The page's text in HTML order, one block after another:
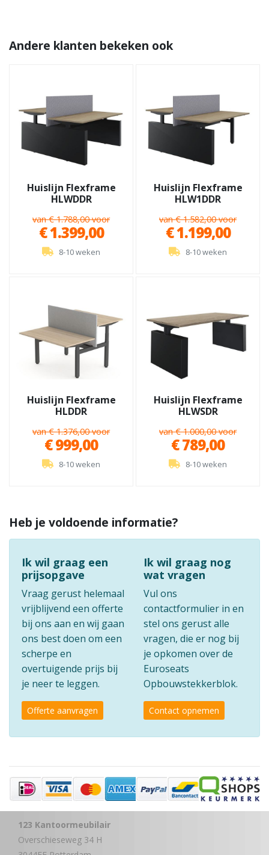
Andere klanten bekeken ook
Huislijn Flexframe
HLWDDR
van € 1.788,00 voor
€ 1.399,00
8-10 weken
Huislijn Flexframe
HLW1DDR
van € 1.582,00 voor
€ 1.199,00
8-10 weken
Huislijn Flexframe
HLDDR
van € 1.376,00 voor
€ 999,00
8-10 weken
Huislijn Flexframe
HLWSDR
van € 1.000,00 voor
€ 789,00
8-10 weken
Heb je voldoende informatie?
Ik wil graag een
prijsopgave
Vraag gerust helemaal
vrijblijvend een offerte
bij ons aan en wij gaan
ons best doen om een
scherpe en
overtuigende prijs bij
je neer te leggen.
Offerte aanvragen
Ik wil graag nog
wat vragen
Vul ons
contactformulier in en
stel ons gerust alle
vragen, die er nog bij
je opkomen over de
Euroseats
Opbouwstekkerblok.
Contact opnemen
123 Kantoormeubilair
Overschieseweg 34 H